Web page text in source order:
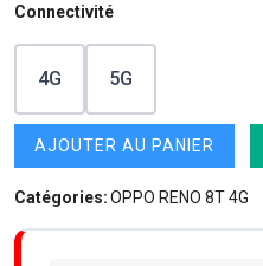
Connectivité
4G 5G
AJOUTER AU PANIER
Catégories:OPPO RENO 8T 4G